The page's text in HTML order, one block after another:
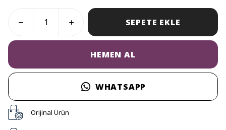
SEPETE EKLE
HEMEN AL
WHATSAPP
Orijinal Ürün